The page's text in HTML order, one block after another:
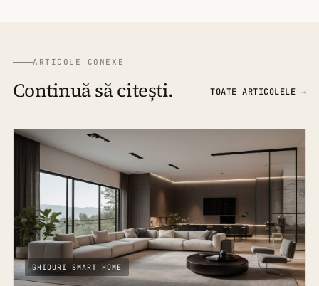
ARTICOLE CONEXE
Continuă să citești. TOATE ARTICOLELE →
GHIDURI SMART HOME